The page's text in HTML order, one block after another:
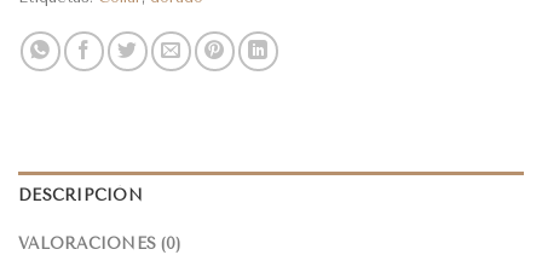
DESCRIPCIÓN
VALORACIONES (0)